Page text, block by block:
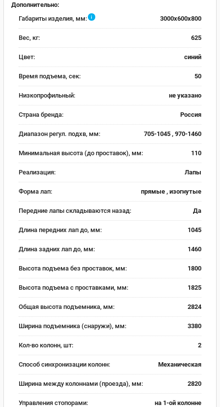
Дополнительно:
Габариты изделия, мм:
i 3000х600х800
Вес, кг: 625
Цвет: синий
Время подъема, сек: 50
Низкопрофильный: не указано
Страна бренда: Россия
Диапазон регул. подхв, мм: 705-1045 , 970-1460
Минимальная высота (до проставок), мм: 110
Реализация: Лапы
Форма лап: прямые , изогнутые
Передние лапы складываются назад: Да
Длина передних лап до, мм: 1045
Длина задних лап до, мм: 1460
Высота подъема без проставок, мм: 1800
Высота подъема с проставками, мм: 1825
Общая высота подъемника, мм: 2824
Ширина подъемника (снаружи), мм: 3380
Кол-во колонн, шт: 2
Способ синхронизации колонн: Механическая
Ширина между колоннами (проезда), мм: 2820
Управления стопорами: на 1-ой колонне